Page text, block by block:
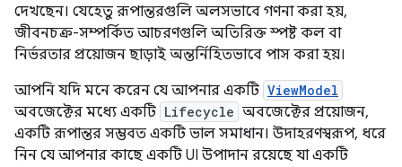
দেখছেন। যেহেতু রূপান্তরগুলি অলসভাবে গণনা করা হয়,
জীবনচক্র-সম্পর্কিত আচরণগুলি অতিরিক্ত স্পষ্ট কল বা
নির্ভরতার প্রয়োজন ছাড়াই অন্তর্নিহিতভাবে পাস করা হয়।
আপনি যদি মনে করেন যে আপনার একটি ViewModel
অবজেক্টের মধ্যে একটি Lifecycle অবজেক্টের প্রয়োজন,
একটি রূপান্তর সম্ভবত একটি ভাল সমাধান। উদাহরণস্বরূপ, ধরে
নিন যে আপনার কাছে একটি UI উপাদান রয়েছে যা একটি